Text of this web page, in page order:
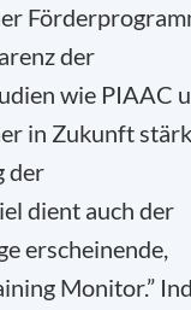
der
wie PIAAC
in Zukunft
der
dient auch der
erscheinende,
Monitor.”